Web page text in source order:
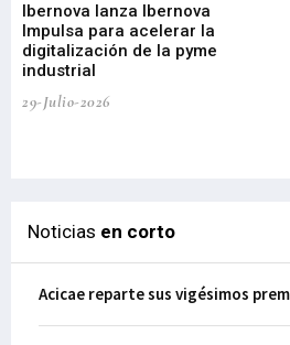
Ibernova lanza Ibernova
Impulsa para acelerar la
digitalización de la pyme
industrial
29-Julio-2026
Noticias en corto
Acicae reparte sus vigésimos